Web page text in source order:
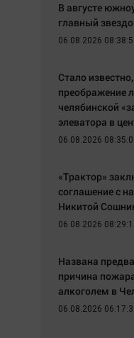
В августе
главный
06.08.2026
Стало
преображение
челябинской
элеватора в
06.08.2026
«Трактор»
соглашение с
Никитой
06.08.2026
Названа
причина
алкоголем в
06.08.2026